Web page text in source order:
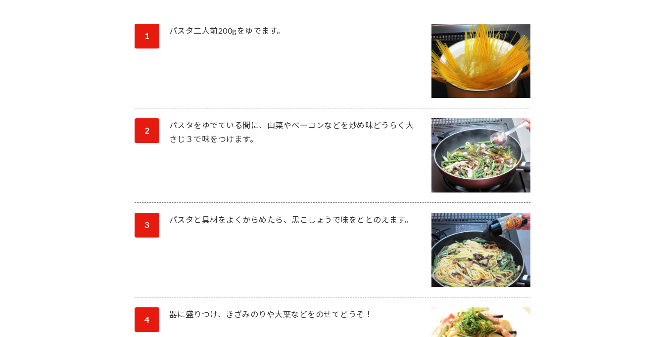
1
パスタ二人前200gをゆでます。
2
パスタをゆでている間に、山菜やベーコンなどを炒め味どうらく大
さじ３で味をつけます。
3
パスタと具材をよくからめたら、黒こしょうで味をととのえます。
4
器に盛りつけ、きざみのりや大葉などをのせてどうぞ！